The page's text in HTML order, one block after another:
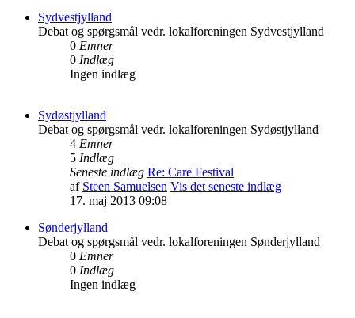
Sydvestjylland
Debat og spørgsmål vedr. lokalforeningen Sydvestjylland
0 Emner
0 Indlæg
Ingen indlæg
Sydøstjylland
Debat og spørgsmål vedr. lokalforeningen Sydøstjylland
4 Emner
5 Indlæg
Seneste indlæg Re: Care Festival
af Steen Samuelsen Vis det seneste indlæg
17. maj 2013 09:08
Sønderjylland
Debat og spørgsmål vedr. lokalforeningen Sønderjylland
0 Emner
0 Indlæg
Ingen indlæg